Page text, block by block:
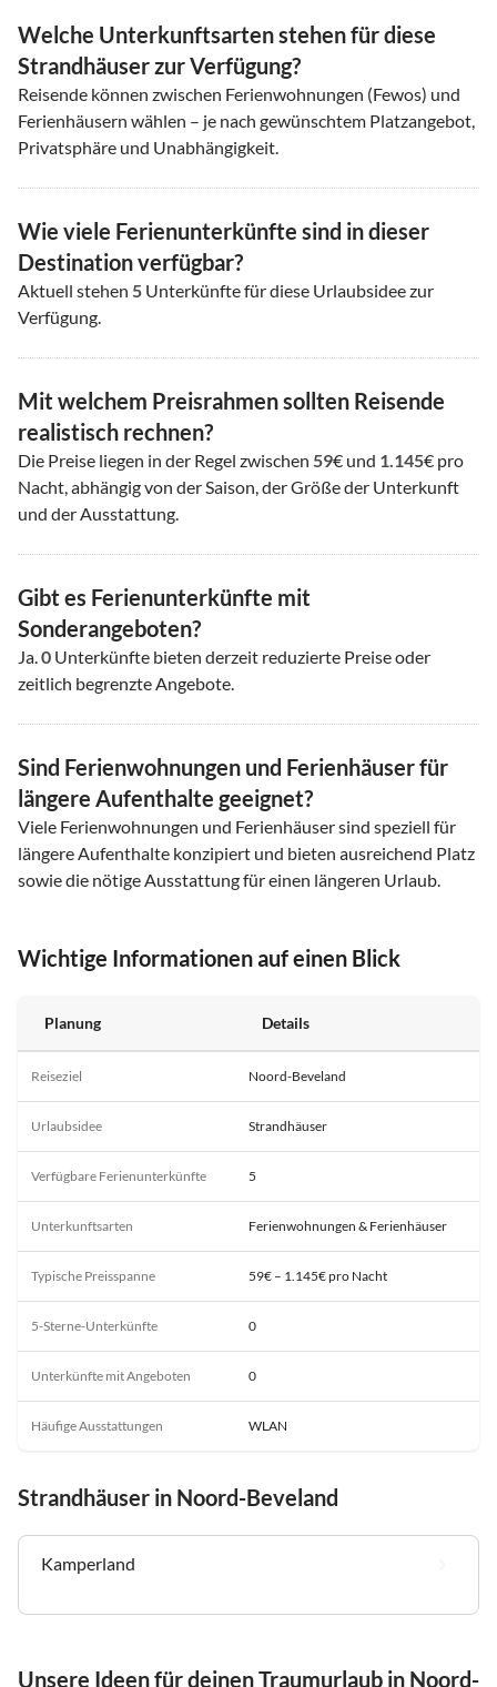
Welche Unterkunftsarten stehen für diese
Strandhäuser zur Verfügung?
Reisende können zwischen Ferienwohnungen (Fewos) und
Ferienhäusern wählen – je nach gewünschtem Platzangebot,
Privatsphäre und Unabhängigkeit.
Wie viele Ferienunterkünfte sind in dieser
Destination verfügbar?
Aktuell stehen 5 Unterkünfte für diese Urlaubsidee zur
Verfügung.
Mit welchem Preisrahmen sollten Reisende
realistisch rechnen?
Die Preise liegen in der Regel zwischen 59€ und 1.145€ pro
Nacht, abhängig von der Saison, der Größe der Unterkunft
und der Ausstattung.
Gibt es Ferienunterkünfte mit
Sonderangeboten?
Ja.0 Unterkünfte bieten derzeit reduzierte Preise oder
zeitlich begrenzte Angebote.
Sind Ferienwohnungen und Ferienhäuser für
längere Aufenthalte geeignet?
Viele Ferienwohnungen und Ferienhäuser sind speziell für
längere Aufenthalte konzipiert und bieten ausreichend Platz
sowie die nötige Ausstattung für einen längeren Urlaub.
Wichtige Informationen auf einen Blick
Planung Details
Reiseziel Noord-Beveland
Urlaubsidee Strandhäuser
Verfügbare Ferienunterkünfte 5
Unterkunftsarten Ferienwohnungen & Ferienhäuser
Typische Preisspanne 59€ – 1.145€ pro Nacht
5-Sterne-Unterkünfte 0
Unterkünfte mit Angeboten 0
Häufige Ausstattungen WLAN
Strandhäuser in Noord-Beveland
Kamperland
Unsere Ideen für deinen Traumurlaub in Noord-